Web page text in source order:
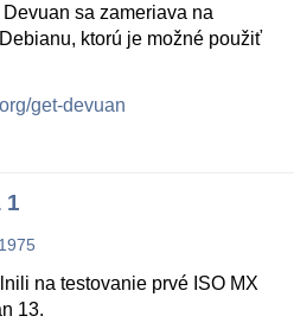
sa zameriava na
ktorú je možné použiť
get-devuan
1
na testovanie prvé ISO MX
13.